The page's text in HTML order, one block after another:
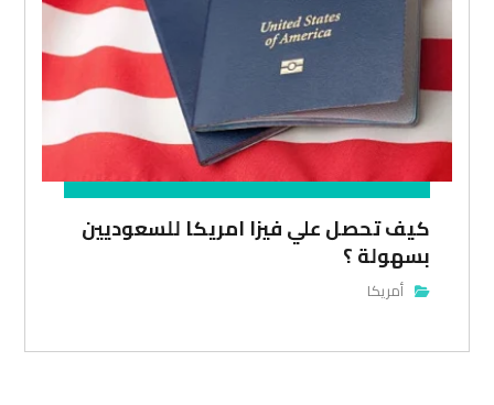
كيف تحصل علي فيزا امريكا للسعوديين
بسهولة ؟
أمريكا